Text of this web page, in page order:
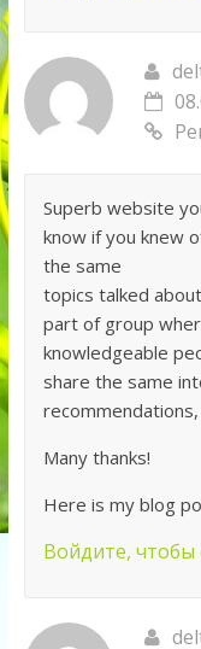
Superb website
know if you knew
the same
topics talked
part of group
knowledgeable
share the same
Many thanks!
Here is my blog
Войдите, чтобы